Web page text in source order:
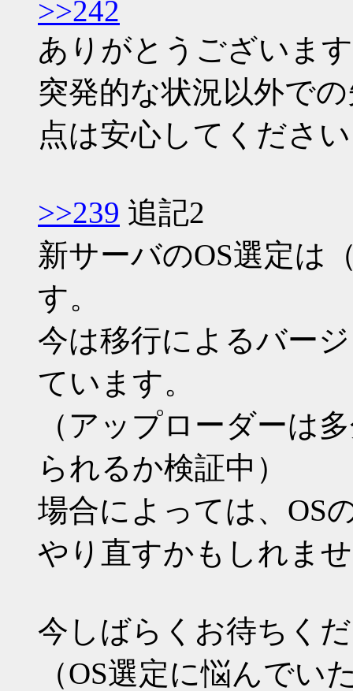
>>242
ありがとうございま
突発的な状況以外で
点は安心してくださ
>>239 追記2
新サーバのOS選定は
す。
今は移行によるバー
ています。
（アップローダーは
られるか検証中）
場合によっては、OS
やり直すかもしれま
今しばらくお待ちく
（OS選定に悩んで